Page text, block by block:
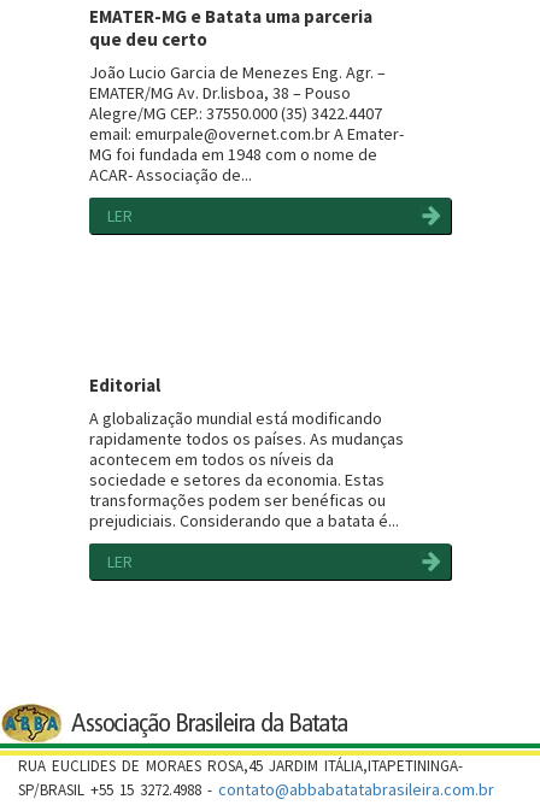
EMATER-MG e Batata uma parceria
que deu certo
João Lucio Garcia de Menezes Eng. Agr. –
EMATER/MG Av. Dr.lisboa, 38 – Pouso
Alegre/MG CEP.: 37550.000 (35) 3422.4407
email: emurpale@overnet.com.br A Emater-
MG foi fundada em 1948 com o nome de
ACAR- Associação de...
LER
Editorial
A globalização mundial está modificando
rapidamente todos os países. As mudanças
acontecem em todos os níveis da
sociedade e setores da economia. Estas
transformações podem ser benéficas ou
prejudiciais. Considerando que a batata é...
LER
RUA EUCLIDES DE MORAES ROSA,45 JARDIM ITÁLIA,ITAPETININGA-
SP/BRASIL +55 15 3272.4988 - contato@abbabatatabrasileira.com.br